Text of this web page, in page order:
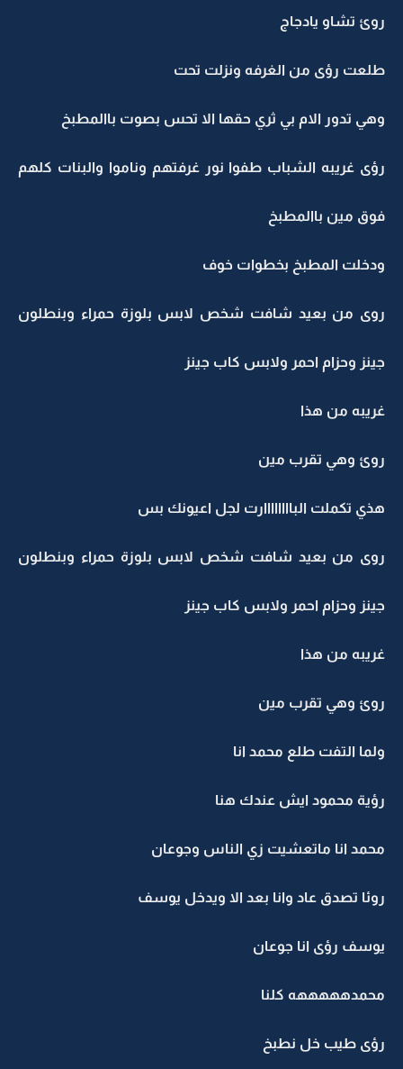
روئ تشاو يادجاج
طلعت رؤى من الغرفه ونزلت تحت
وهي تدور الام بي ثري حقها الا تحس بصوت باالمطبخ
رؤى غريبه الشباب طفوا نور غرفتهم وناموا والبنات كلهم
فوق مين باالمطبخ
ودخلت المطبخ بخطوات خوف
روى من بعيد شافت شخص لابس بلوزة حمراء وبنطلون
جينز وحزام احمر ولابس كاب جينز
غريبه من هذا
روئ وهي تقرب مين
هذي تكملت الباااااااارت لجل اعيونك بس
روى من بعيد شافت شخص لابس بلوزة حمراء وبنطلون
جينز وحزام احمر ولابس كاب جينز
غريبه من هذا
روئ وهي تقرب مين
ولما التفت طلع محمد انا
رؤية محمود ايش عندك هنا
محمد انا ماتعشيت زي الناس وجوعان
روئا تصدق عاد وانا بعد الا ويدخل يوسف
يوسف رؤى انا جوعان
محمدهههههه كلنا
رؤى طيب خل نطبخ